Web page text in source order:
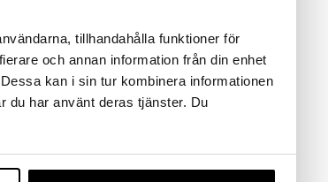
tillhandahålla funktioner för
och annan information från din enhet
kan i sin tur kombinera informationen
du har använt deras tjänster. Du
LdB Creme Rich Jasmine